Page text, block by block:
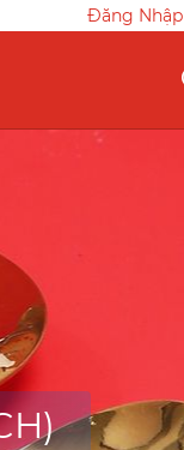
Đăng Nhập